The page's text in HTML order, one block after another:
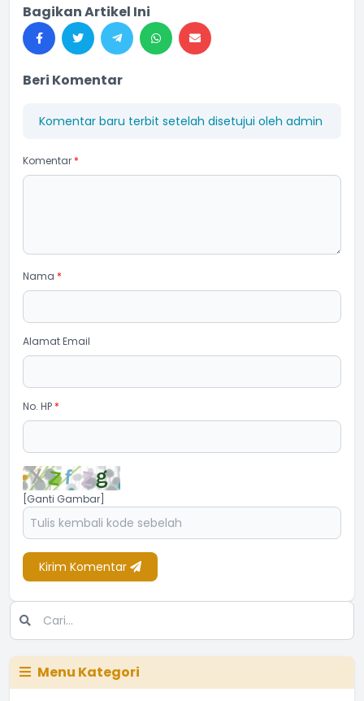
Bagikan Artikel Ini
Beri Komentar
Komentar baru terbit setelah disetujui oleh admin
Komentar *
Nama *
Alamat Email
No. HP *
[Ganti Gambar]
Kirim Komentar
Menu Kategori